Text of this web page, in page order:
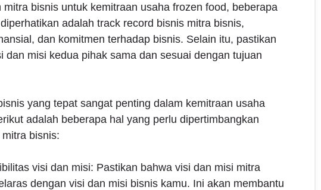
mitra bisnis untuk kemitraan usaha frozen food, beberapa
adalah track record bisnis mitra bisnis,
dan komitmen terhadap bisnis. Selain itu, pastikan
dan misi kedua pihak sama dan sesuai dengan tujuan
yang tepat sangat penting dalam kemitraan usaha
adalah beberapa hal yang perlu dipertimbangkan
bisnis:
visi dan misi: Pastikan bahwa visi dan misi mitra
dengan visi dan misi bisnis kamu. Ini akan membantu